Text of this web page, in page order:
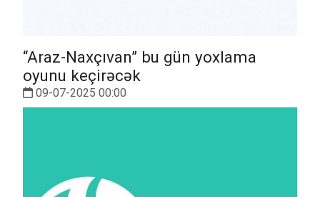
“Araz-Naxçıvan” bu gün yoxlama
oyunu keçirəcək
09-07-2025 00:00